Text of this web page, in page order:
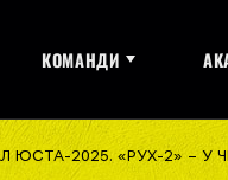
КОМАНДИ
ЮСТА-2025. «РУХ-2» – У